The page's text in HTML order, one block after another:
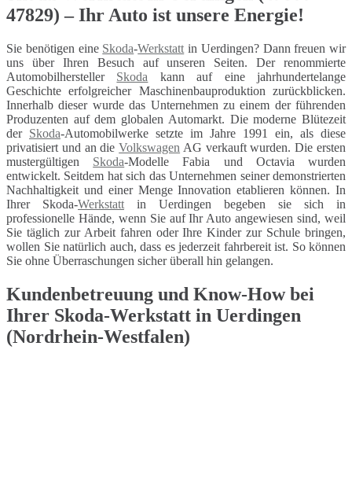
47829) – Ihr Auto ist unsere Energie!
Sie benötigen eine Skoda-Werkstatt in Uerdingen? Dann freuen wir
uns über Ihren Besuch auf unseren Seiten. Der renommierte
Automobilhersteller Skoda kann auf eine jahrhundertelange
Geschichte erfolgreicher Maschinenbauproduktion zurückblicken.
Innerhalb dieser wurde das Unternehmen zu einem der führenden
Produzenten auf dem globalen Automarkt. Die moderne Blütezeit
der Skoda-Automobilwerke setzte im Jahre 1991 ein, als diese
privatisiert und an dieVolkswagen AG verkauft wurden. Die ersten
mustergültigen Skoda-Modelle Fabia und Octavia wurden
entwickelt. Seitdem hat sich das Unternehmen seiner demonstrierten
Nachhaltigkeit und einer Menge Innovation etablieren können. In
Ihrer Skoda-Werkstatt in Uerdingen begeben sie sich in
professionelle Hände, wenn Sie auf Ihr Auto angewiesen sind, weil
Sie täglich zur Arbeit fahren oder Ihre Kinder zur Schule bringen,
wollen Sie natürlich auch, dass es jederzeit fahrbereit ist. So können
Sie ohne Überraschungen sicher überall hin gelangen.
Kundenbetreuung und Know-How bei
Ihrer Skoda-Werkstatt in Uerdingen
(Nordrhein-Westfalen)